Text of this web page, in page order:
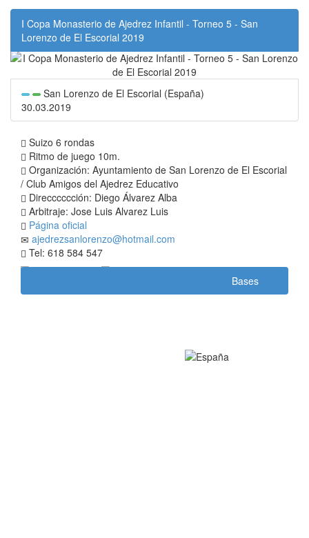
I Copa Monasterio de Ajedrez Infantil - Torneo 5 - San
Lorenzo de El Escorial 2019
San Lorenzo de El Escorial (España)
30.03.2019
Suizo 6 rondas
Ritmo de juego 10m.
Organización: Ayuntamiento de San Lorenzo de El Escorial
/ Club Amigos del Ajedrez Educativo
Direcccccción: Diego Álvarez Alba
Arbitraje: Jose Luis Alvarez Luis
Página oficial
ajedrezsanlorenzo@hotmail.com
Tel: 618 584 547
Bases